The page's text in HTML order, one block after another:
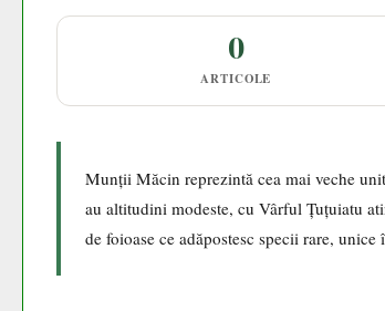
0
ARTICOLE
Munții Măcin reprezintă cea mai veche
au altitudini modeste, cu Vârful Țuțuiatu
de foioase ce adăpostesc specii rare,